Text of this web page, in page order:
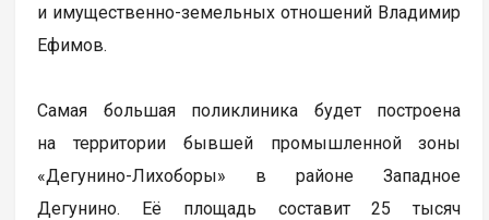
и имущественно-земельных отношений Владимир
Ефимов.
Самая большая поликлиника будет построена
на территории бывшей промышленной зоны
«Дегунино-Лихоборы» в районе Западное
Дегунино. Её площадь составит 25 тысяч